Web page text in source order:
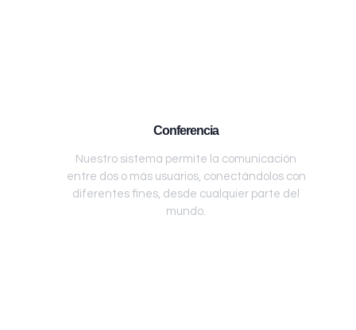
Conferencia
Nuestro sistema permite la comunicación
entre dos o más usuarios, conectándolos con
diferentes fines, desde cualquier parte del
mundo.